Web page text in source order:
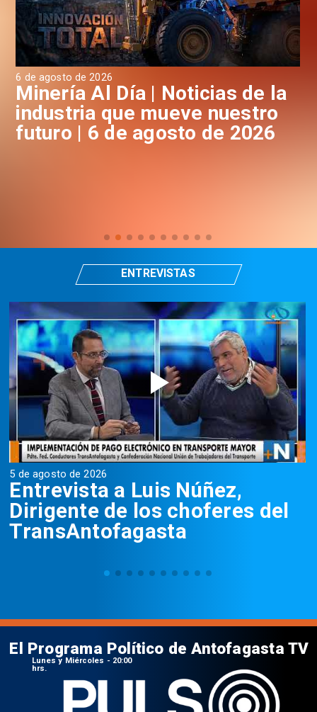
6 de agosto de 2026
Minería Al Día | Noticias de la
industria que mueve nuestro
futuro | 6 de agosto de 2026
5 de agosto de 2026
Entrevista a Luis Núñez,
Dirigente de los choferes del
TransAntofagasta
ENTREVISTAS
El Programa Político de Antofagasta TV
Lunes y Miércoles - 20:00
hrs.